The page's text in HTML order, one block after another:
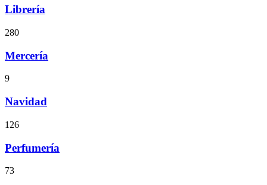
Librería
280
Mercería
9
Navidad
126
Perfumería
73